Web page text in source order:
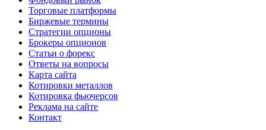
Торговые платформы
Биржевые термины
Стратегии опционы
Брокеры опционов
Статьи о форекс
Ответы на вопросы
Карта сайта
Котировки металлов
Котировка фьючерсов
Реклама на сайте
Контакт